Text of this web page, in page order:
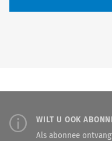
WILT U OOK
Als abonnee